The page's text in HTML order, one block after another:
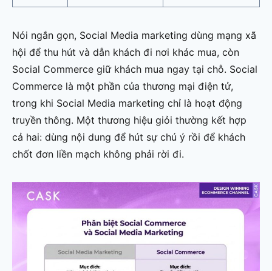
Nói ngắn gọn, Social Media marketing dùng mạng xã
hội để thu hút và dẫn khách đi nơi khác mua, còn
Social Commerce giữ khách mua ngay tại chỗ. Social
Commerce là một phần của thương mại điện tử,
trong khi Social Media marketing chỉ là hoạt động
truyền thông. Một thương hiệu giỏi thường kết hợp
cả hai: dùng nội dung để hút sự chú ý rồi để khách
chốt đơn liền mạch không phải rời đi.